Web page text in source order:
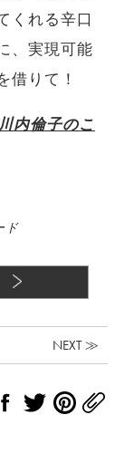
くれる辛口
、実現可能
借りて！
内倫子のこ
ド
NEXT ≫